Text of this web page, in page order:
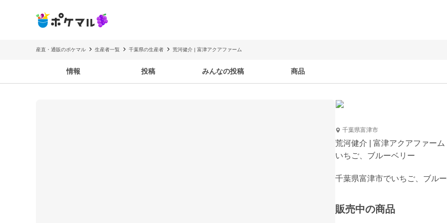
産直・通販のポケマル 生産者一覧 千葉県の生産者 荒河健介 | 富津アクアファーム
情報 投稿 みんなの投稿 商品
千葉県富津市
荒河健介 | 富津アクアファーム
いちご、ブルーベリー
千葉県富津市でいちご、ブル
販売中の商品